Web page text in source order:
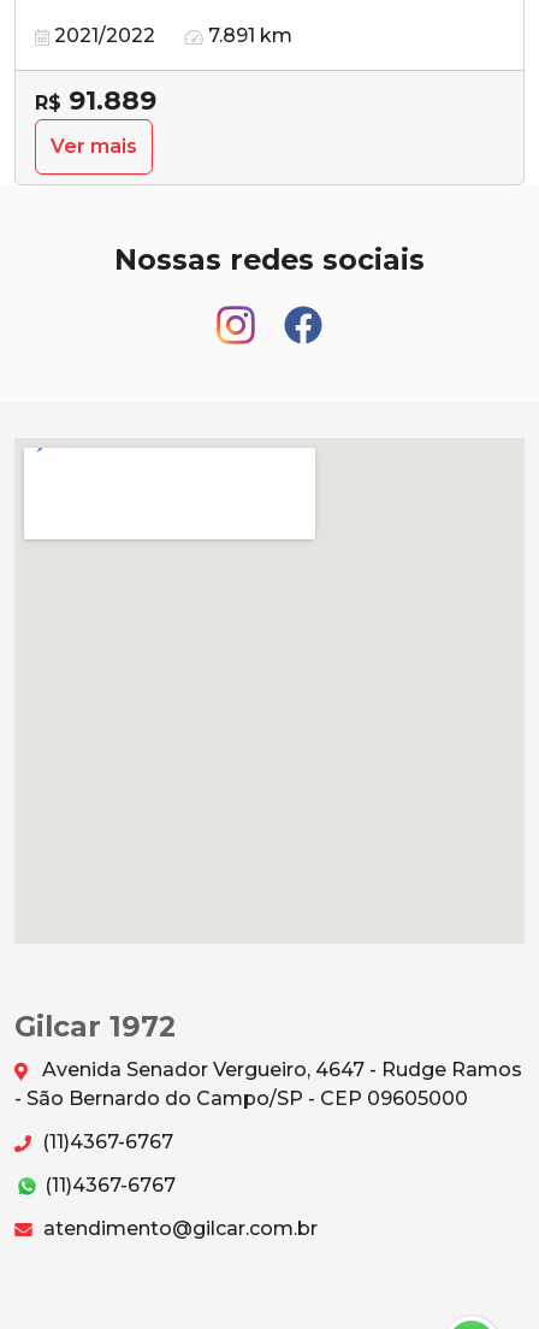
2021/2022 7.891 km
R$ 91.889
Ver mais
Nossas redes sociais
Gilcar 1972
Avenida Senador Vergueiro, 4647 - Rudge Ramos
- São Bernardo do Campo/SP - CEP 09605000
(11)4367-6767
(11)4367-6767
atendimento@gilcar.com.br